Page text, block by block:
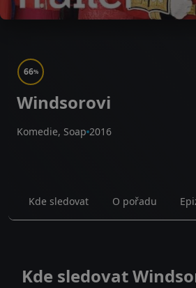
66%
Windsorovi
Komedie, Soap 2016
Kde sledovat O pořadu
Kde sledovat